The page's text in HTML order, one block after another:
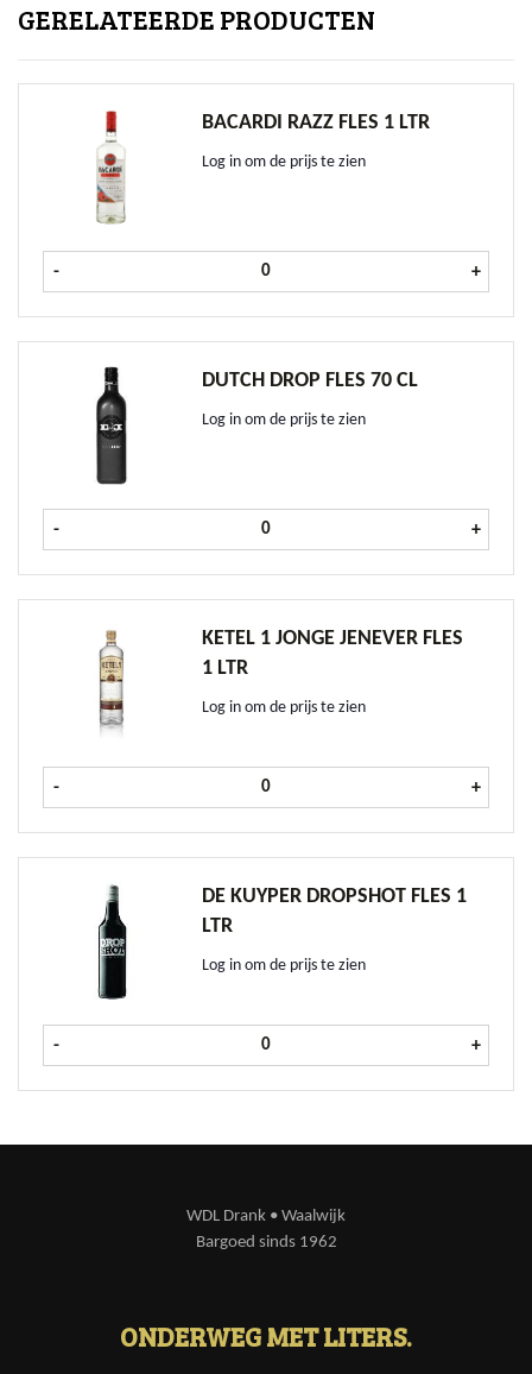
GERELATEERDE PRODUCTEN
BACARDI RAZZ FLES 1 LTR
Log in om de prijs te zien
- Bacardi Razz fles 1 ltr aantal+
DUTCH DROP FLES 70 CL
Log in om de prijs te zien
- Dutch Drop fles 70 cl aantal +
KETEL 1 JONGE JENEVER FLES
1 LTR
Log in om de prijs te zien
- Ketel 1 Jonge Jenever fles 1 ltr
+
DE KUYPER DROPSHOT FLES 1
LTR
Log in om de prijs te zien
- De Kuyper Dropshot fles 1 ltr
+
WDL Drank • Waalwijk
Bargoed sinds 1962
ONDERWEG MET LITERS.